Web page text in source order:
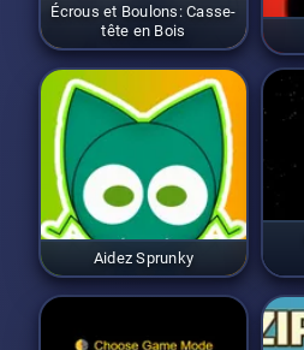
Écrous et Boulons: Casse-
tête en Bois
Aidez Sprunky